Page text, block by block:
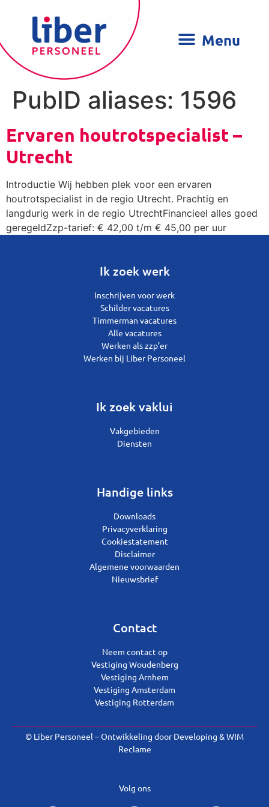
PubID aliases: 1596
Ervaren houtrotspecialist –
Utrecht
Introductie Wij hebben plek voor een ervaren
houtrotspecialist in de regio Utrecht. Prachtig en
langdurig werk in de regio UtrechtFinancieel alles goed
geregeldZzp-tarief: € 42,00 t/m € 45,00 per uur
Ik zoek werk
Inschrijven voor werk
Schilder vacatures
Timmerman vacatures
Alle vacatures
Werken als zzp’er
Werken bij Liber Personeel
Ik zoek vaklui
Vakgebieden
Diensten
Handige links
Downloads
Privacyverklaring
Cookiestatement
Disclaimer
Algemene voorwaarden
Nieuwsbrief
Contact
Neem contact op
Vestiging Woudenberg
Vestiging Arnhem
Vestiging Amsterdam
Vestiging Rotterdam
© Liber Personeel – Ontwikkeling doorDeveloping &WIM
Reclame
Volg ons